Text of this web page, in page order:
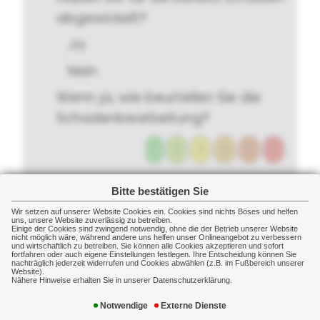
Bitte bestätigen Sie
Wir setzen auf unserer Website Cookies ein. Cookies sind nichts Böses und helfen
uns, unsere Website zuverlässig zu betreiben.
Einige der Cookies sind zwingend notwendig, ohne die der Betrieb unserer Website
nicht möglich wäre, während andere uns helfen unser Onlineangebot zu verbessern
und wirtschaftlich zu betreiben. Sie können alle Cookies akzeptieren und sofort
fortfahren oder auch eigene Einstellungen festlegen. Ihre Entscheidung können Sie
nachträglich jederzeit widerrufen und Cookies abwählen (z.B. im Fußbereich unserer
Website).
Nähere Hinweise erhalten Sie in unserer Datenschutzerklärung.
Notwendige Externe Dienste
abgewickelt?
Ja
Nein
Wenn ja, wie beurteilen Sie die
Schadenbearbeitung?
Helfen Sie uns,
uns weiter zu
verbessern
Schadenbearbeitung nicht